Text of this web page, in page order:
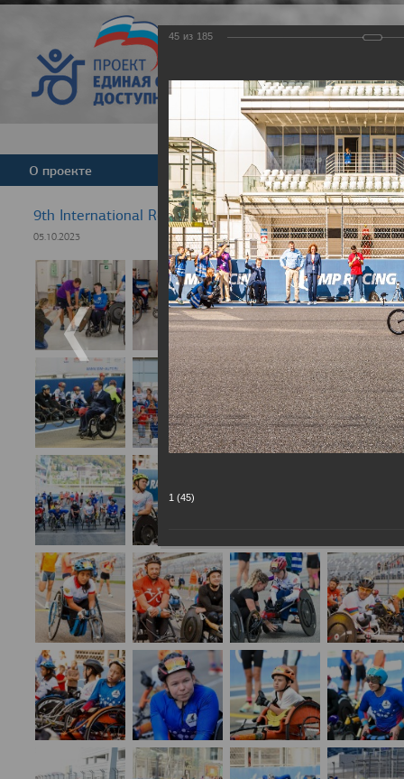
Версия для
О проекте Команда Новости
9th International Rezept-Sport Wheelchair Half
05.10.2023
45 из 185
1 (45)